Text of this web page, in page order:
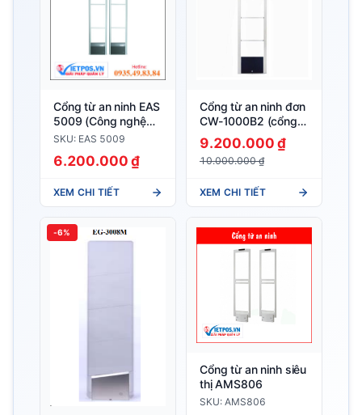
Cổng từ an ninh EAS
5009 (Công nghệ
mới)
SKU: EAS 5009
6.200.000 ₫
XEM CHI TIẾT
Cổng từ an ninh đơn
CW-1000B2 (cổng
đơn)
9.200.000 ₫
10.000.000 ₫
XEM CHI TIẾT
-6%
Cổng từ an ninh siêu
thị AMS806
SKU: AMS806